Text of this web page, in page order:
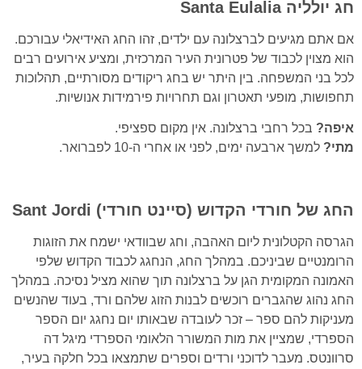
חג יולליהSanta Eulalia
אם אתם מגיעים לברצלונה עם ילדים, זהו החג האידיאלי עבורכם.
הוא מצוין לכבוד של פטרונית העיר המרכזית, ומציע אירועים רבים
לכל בני המשפחה. בין היתר יש בחג ריקודים מסורתיים, תהלוכות
תחפושות, מופעי תאטרון וגם תחרויות פירמידות אנושיות.
איפה? בכל רחבי ברצלונה. אין מקום ספציפי.
מתי? למשך ארבעה ימים, לפני או אחרי ה-10 לפברואר.
החג של חורדי הקדוש (סיינט חורדי) Sant Jordi
הגרסה הקטלונית ליום האהבה, וחג שבוודאי ישמח את הזוגות
הרומנטיים שביניכם. במהלך החג, הנחגג לכבוד הקדוש שלפי
האמונה המקומית הגן על ברצלונה תוך שהוא מציל נסיכה. במהלך
החג נהוג שהגברים רוכשים לבנות הזוג שלהם ורד, בעוד שהנשים
מעניקות להם ספר – זכר לעובדה שבאותו יום נחגג יום הספר
הספרדי, שמציין את מות המשורר הלאומי הספרדי מיגל דה
סרוונטס. מעבר לדוכני ורדים וספרים שתמצאו בכל חלקה בעיר,